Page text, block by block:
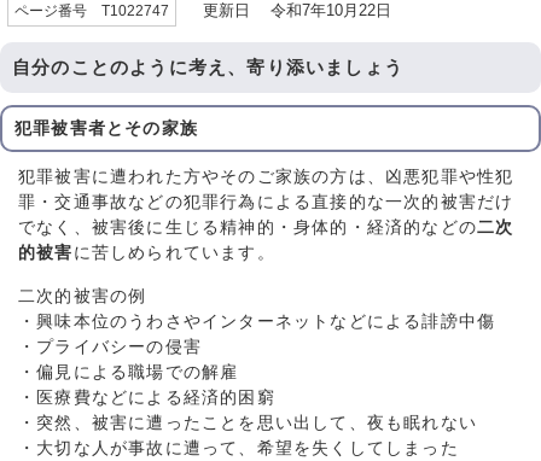
ページ番号 T1022747 更新日 令和7年10月22日
自分のことのように考え、寄り添いましょう
犯罪被害者とその家族
犯罪被害に遭われた方やそのご家族の方は、凶悪犯罪や性犯
罪・交通事故などの犯罪行為による直接的な一次的被害だけ
でなく、被害後に生じる精神的・身体的・経済的などの二次
的被害 に苦しめられています。
二次的被害の例
・興味本位のうわさやインターネットなどによる誹謗中傷
・プライバシーの侵害
・偏見による職場での解雇
・医療費などによる経済的困窮
・突然、被害に遭ったことを思い出して、夜も眠れない
・大切な人が事故に遭って、希望を失くしてしまった